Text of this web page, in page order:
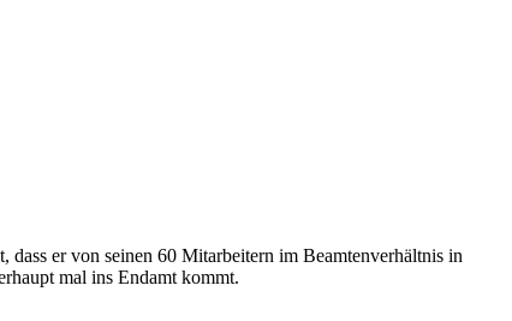
dass er von seinen 60 Mitarbeitern im Beamtenverhältnis in
mal ins Endamt kommt.